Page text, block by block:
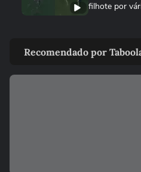
filhote por
explode e
FUTEBOL
Recomendado por